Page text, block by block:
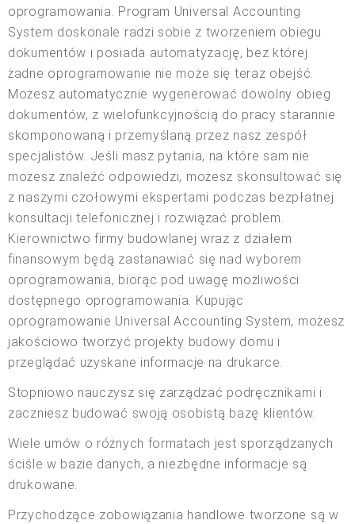
oprogramowania. Program Universal Accounting
System doskonale radzi sobie z tworzeniem obiegu
dokumentów i posiada automatyzację, bez której
żadne oprogramowanie nie może się teraz obejść.
Możesz automatycznie wygenerować dowolny obieg
dokumentów, z wielofunkcyjnością do pracy starannie
skomponowaną i przemyślaną przez nasz zespół
specjalistów. Jeśli masz pytania, na które sam nie
możesz znaleźć odpowiedzi, możesz skonsultować się
z naszymi czołowymi ekspertami podczas bezpłatnej
konsultacji telefonicznej i rozwiązać problem.
Kierownictwo firmy budowlanej wraz z działem
finansowym będą zastanawiać się nad wyborem
oprogramowania, biorąc pod uwagę możliwości
dostępnego oprogramowania. Kupując
oprogramowanie Universal Accounting System, możesz
jakościowo tworzyć projekty budowy domu i
przeglądać uzyskane informacje na drukarce.
Stopniowo nauczysz się zarządzać podręcznikami i
zaczniesz budować swoją osobistą bazę klientów.
Wiele umów o różnych formatach jest sporządzanych
ściśle w bazie danych, a niezbędne informacje są
drukowane.
Przychodzące zobowiązania handlowe tworzone są w